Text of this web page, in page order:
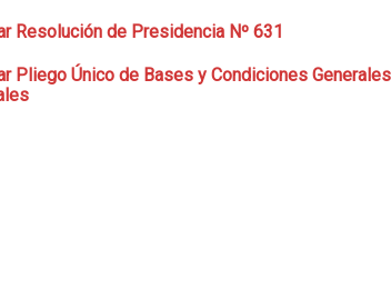
Resolución de Presidencia Nº 631
Pliego Único de Bases y Condiciones